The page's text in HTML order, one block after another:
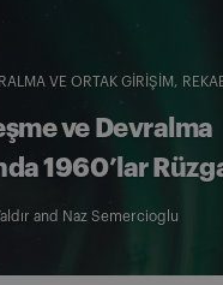
VE ORTAK GIRIŞIM
ve Devralma
1960’lar
and Naz Semercioglu